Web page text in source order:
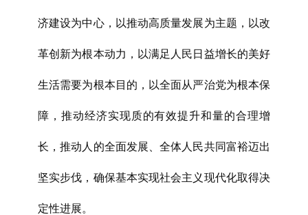
济建设为中心，以推动高质量发展为主题，以改
革创新为根本动力，以满足人民日益增长的美好
生活需要为根本目的，以全面从严治党为根本保
障，推动经济实现质的有效提升和量的合理增
长，推动人的全面发展、全体人民共同富裕迈出
坚实步伐，确保基本实现社会主义现代化取得决
定性进展。